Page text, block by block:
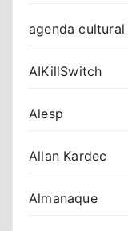
agenda cultural
AIKillSwitch
Alesp
Allan Kardec
Almanaque